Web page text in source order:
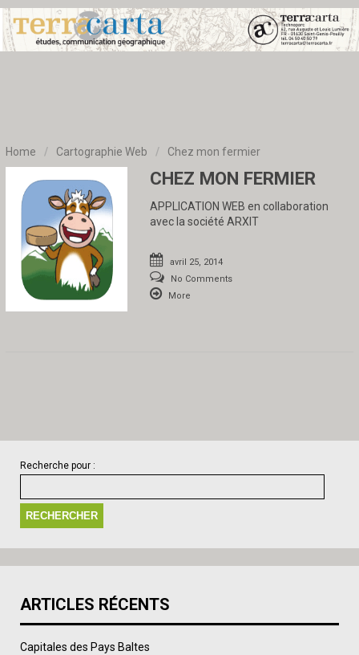
Home / Cartographie Web / Chez mon fermier
CHEZ MON FERMIER
APPLICATION WEB en collaboration
avec la société ARXIT
avril 25, 2014
No Comments
More
Recherche pour :
ARTICLES RÉCENTS
Capitales des Pays Baltes